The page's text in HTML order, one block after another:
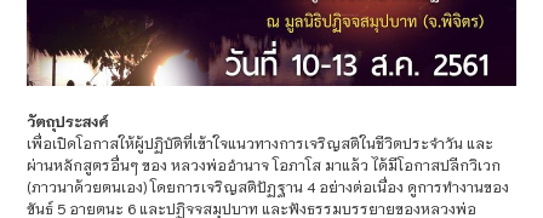
วัตถุประสงค์
เพื่อเปิดโอกาสให้ผู้ปฏิบัติที่เข้าใจแนวทางการเจริญสติในชีวิตประจำวัน และ
ผ่านหลักสูตรอื่นๆ ของ หลวงพ่ออำนาจ โอภาโส มาแล้ว ได้มีโอกาสปลีกวิเวก
(ภาวนาด้วยตนเอง) โดยการเจริญสติปัฏฐาน 4 อย่างต่อเนื่อง ดูการทำงานของ
ขันธ์ 5 อายตนะ 6 และปฏิจจสมุปบาท และฟังธรรมบรรยายของหลวงพ่อ